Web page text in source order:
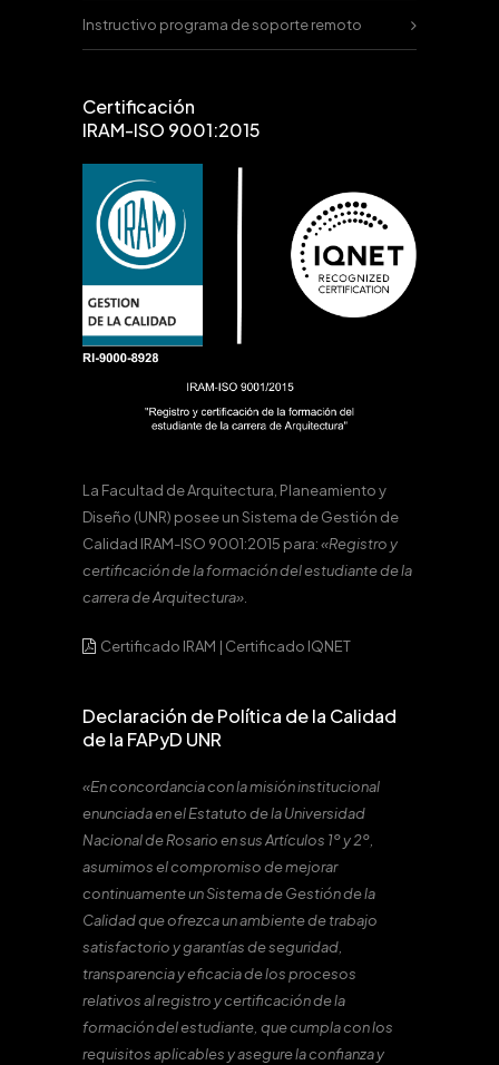
Instructivo programa de soporte remoto
Certificación
IRAM-ISO 9001:2015
La Facultad de Arquitectura, Planeamiento y
Diseño (UNR) posee un Sistema de Gestión de
Calidad IRAM-ISO 9001:2015 para:«Registro y
certificación de la formación del estudiante de la
carrera de Arquitectura».
Certificado IRAM | Certificado IQNET
Declaración de Política de la Calidad
de la FAPyD UNR
«En concordancia con la misión institucional
enunciada en el Estatuto de la Universidad
Nacional de Rosario en sus Artículos 1º y 2º,
asumimos el compromiso de mejorar
continuamente un Sistema de Gestión de la
Calidad que ofrezca un ambiente de trabajo
satisfactorio y garantías de seguridad,
transparencia y eficacia de los procesos
relativos al registro y certificación de la
formación del estudiante, que cumpla con los
requisitos aplicables y asegure la confianza y